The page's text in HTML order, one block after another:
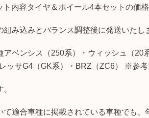
内容タイヤ＆ホイール4本セットの価格
組み込みとバランス調整後に発送いたし
アベンシス（250系）・ウィッシュ（
ッサG4（GK系）・BRZ（ZC6） ※参
て適合車種に掲載されている車種でも